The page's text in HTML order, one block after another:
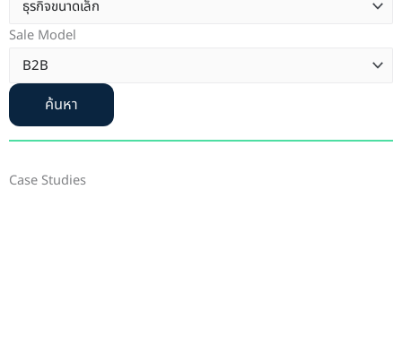
Sale Model
ค้นหา
Case Studies